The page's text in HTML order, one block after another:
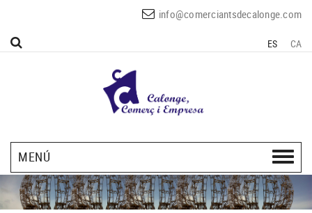
info@comerciantsdecalonge.com
ES CA
MENÚ